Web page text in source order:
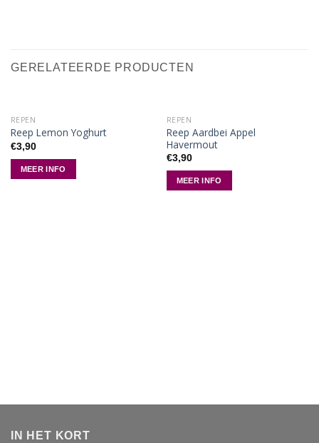
GERELATEERDE PRODUCTEN
REPEN
Reep Lemon Yoghurt
€3,90
MEER INFO
REPEN
Reep Aardbei Appel
Havermout
€3,90
MEER INFO
IN HET KORT